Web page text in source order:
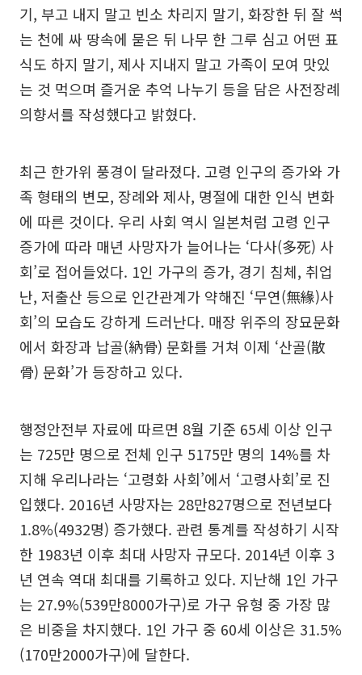
기, 부고 내지 말고 빈소 차리지 말기, 화장한 뒤 잘 썩
는 천에 싸 땅속에 묻은 뒤 나무 한 그루 심고 어떤 표
식도 하지 말기, 제사 지내지 말고 가족이 모여 맛있
는 것 먹으며 즐거운 추억 나누기 등을 담은 사전장례
의향서를 작성했다고 밝혔다.
최근 한가위 풍경이 달라졌다. 고령 인구의 증가와 가
족 형태의 변모, 장례와 제사, 명절에 대한 인식 변화
에 따른 것이다. 우리 사회 역시 일본처럼 고령 인구
증가에 따라 매년 사망자가 늘어나는 ‘다사(多死) 사
회’로 접어들었다. 1인 가구의 증가, 경기 침체, 취업
난, 저출산 등으로 인간관계가 약해진 ‘무연(無緣)사
회’의 모습도 강하게 드러난다. 매장 위주의 장묘문화
에서 화장과 납골(納骨) 문화를 거쳐 이제 ‘산골(散
骨) 문화’가 등장하고 있다.
행정안전부 자료에 따르면 8월 기준 65세 이상 인구
는 725만 명으로 전체 인구 5175만 명의 14%를 차
지해 우리나라는 ‘고령화 사회’에서 ‘고령사회’로 진
입했다. 2016년 사망자는 28만827명으로 전년보다
1.8%(4932명) 증가했다. 관련 통계를 작성하기 시작
한 1983년 이후 최대 사망자 규모다. 2014년 이후 3
년 연속 역대 최대를 기록하고 있다. 지난해 1인 가구
는 27.9%(539만8000가구)로 가구 유형 중 가장 많
은 비중을 차지했다. 1인 가구 중 60세 이상은 31.5%
(170만2000가구)에 달한다.